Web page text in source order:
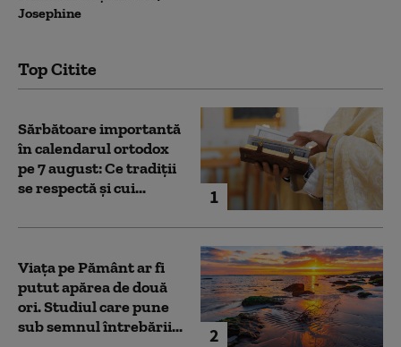
Josephine
Top Citite
1
Sărbătoare importantă
în calendarul ortodox
pe 7 august: Ce tradiții
se respectă și cui...
2
Viața pe Pământ ar fi
putut apărea de două
ori. Studiul care pune
sub semnul întrebării...